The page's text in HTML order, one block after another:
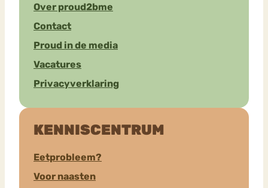
Over proud2bme
Contact
Proud in de media
Vacatures
Privacyverklaring
KENNISCENTRUM
Eetprobleem?
Voor naasten